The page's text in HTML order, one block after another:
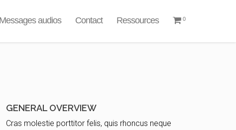
Messages audios Contact Ressources 0
GENERAL OVERVIEW
Cras molestie porttitor felis, quis rhoncus neque